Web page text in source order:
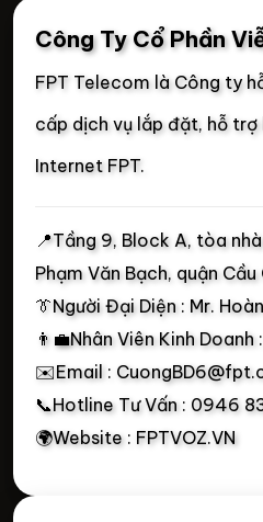
Công Ty Cổ Phần
FPT Telecom là Công ty
cấp dịch vụ lắp đặt, hỗ trợ
Internet FPT.
📍Tầng 9, Block A, tòa nhà
Phạm Văn Bạch, quận Cầu
👔Người Đại Diện : Mr.
👨‍💼Nhân Viên Kinh
✉️Email :
📞Hotline Tư Vấn : 0946
🌍Website : FPTVOZ.VN